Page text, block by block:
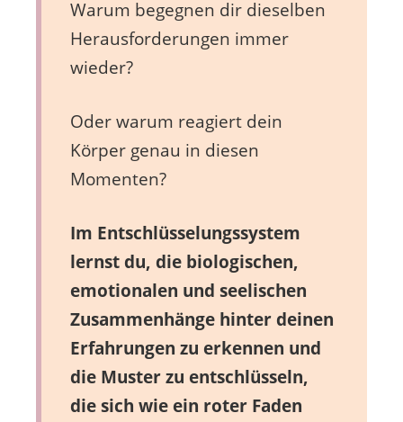
Warum begegnen dir dieselben
Herausforderungen immer
wieder?
Oder warum reagiert dein
Körper genau in diesen
Momenten?
Im Entschlüsselungssystem
lernst du, die biologischen,
emotionalen und seelischen
Zusammenhänge hinter deinen
Erfahrungen zu erkennen und
die Muster zu entschlüsseln,
die sich wie ein roter Faden